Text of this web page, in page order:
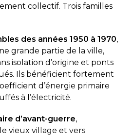
collectif. Trois familles
des années 1950 à 1970,
grande partie de la ville,
isolation d’origine et ponts
Ils bénéficient fortement
d’énergie primaire
à l’électricité.
d’avant-guerre,
vieux village et vers